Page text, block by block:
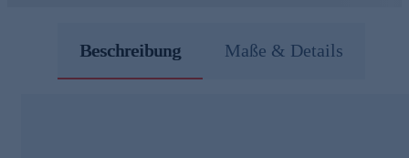
Beschreibung Maße & Details